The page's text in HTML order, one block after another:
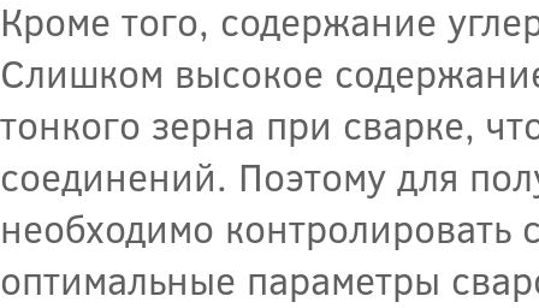
Кроме того, содержание
Слишком высокое
тонкого зерна при сварке,
соединений. Поэтому для
необходимо контролировать
оптимальные параметры